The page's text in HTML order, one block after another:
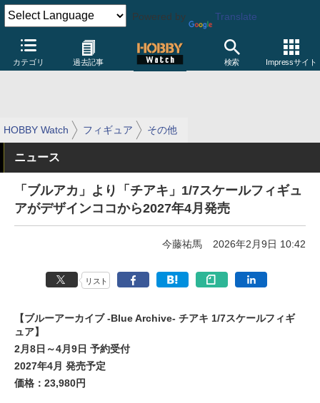
Powered by Translate
カテゴリ 過去記事 検索 Impressサイト
HOBBY Watch フィギュア その他
ニュース
「ブルアカ」より「チアキ」1/7スケールフィギュ
アがデザインココから2027年4月発売
今藤祐馬 2026年2月9日 10:42
リスト
【ブルーアーカイブ -Blue Archive- チアキ 1/7スケールフィギ
ュア】
2月8日～4月9日 予約受付
2027年4月 発売予定
価格：23,980円